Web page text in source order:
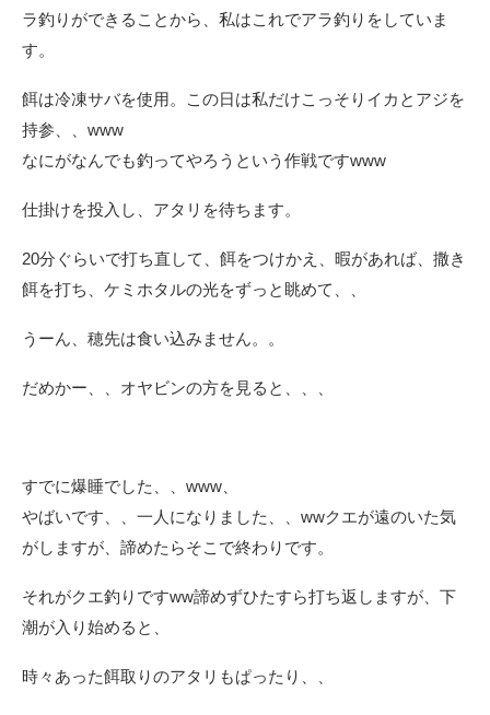
ラ釣りができることから、私はこれでアラ釣りをしていま
す。
餌は冷凍サバを使用。この日は私だけこっそりイカとアジを
持参、、www
なにがなんでも釣ってやろうという作戦ですwww
仕掛けを投入し、アタリを待ちます。
20分ぐらいで打ち直して、餌をつけかえ、暇があれば、撒き
餌を打ち、ケミホタルの光をずっと眺めて、、
うーん、穂先は食い込みません。。
だめかー、、オヤビンの方を見ると、、、
すでに爆睡でした、、www、
やばいです、、一人になりました、、wwクエが遠のいた気
がしますが、諦めたらそこで終わりです。
それがクエ釣りですww諦めずひたすら打ち返しますが、下
潮が入り始めると、
時々あった餌取りのアタリもぱったり、、